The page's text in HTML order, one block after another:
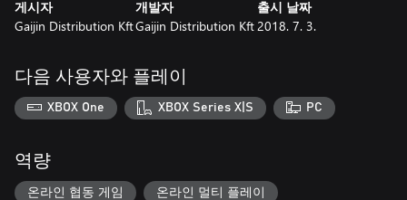
게시자
Gaijin Distribution Kft
개발자
Gaijin Distribution Kft
출시 날짜
2018. 7. 3.
다음 사용자와 플레이
XBOX One XBOX Series X|S PC
역량
온라인 협동 게임 온라인 멀티 플레이